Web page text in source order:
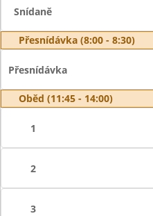
Snídaně
Přesnídávka (8:00 - 8:30)
Přesnídávka
Oběd (11:45 - 14:00)
1
2
3